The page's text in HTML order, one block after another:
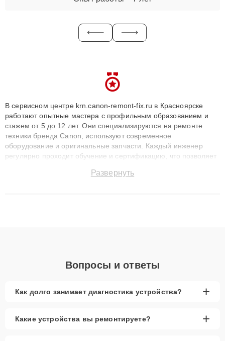
В сервисном центре krn.canon-remont-fix.ru в Красноярске
работают опытные мастера с профильным образованием и
стажем от 5 до 12 лет. Они специализируются на ремонте
техники бренда Canon, используют современное
оборудование и оригинальные запчасти. Каждый инженер
регулярно проходит обучение и сертификацию, что позволяет
технику с сохранением гарантии до 3 лет. Наши мастера
Развернуть
Вопросы и ответы
Как долго занимает диагностика устройства? +
Какие устройства вы ремонтируете? +